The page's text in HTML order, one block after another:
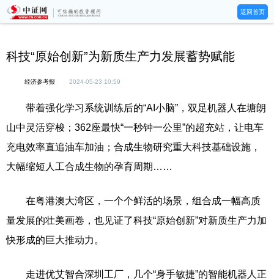
返回首页
科技“原始创新”为新质生产力发展蓄势赋能
经济参考报 2024-05-23 10:59
带着强化学习系统训练后的“AI小脑”，双足机器人在塘朗
山中灵活穿梭；362座最快“一秒钟一公里”的超充站，让电车
充电效率直追油车加油；合成生物研究重大科技基础设施，
大幅缩短人工合成生物的孕育周期……
在粤港澳大湾区，一个个鲜活的场景，组合成一幅高质
量发展的壮美画卷，也见证了科技“原始创新”对新质生产力加
快形成的巨大推动力。
走进优艾智合深圳工厂，几个“身手敏捷”的智能机器人正